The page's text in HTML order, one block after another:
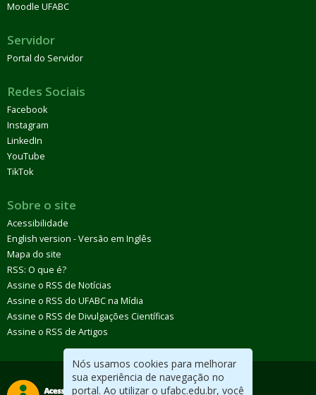
Nós usamos cookies para melhorar
sua experiência de navegação no
portal. Ao utilizar o ufabc.edu.br, você
Moodle UFABC
Servidor
Portal do Servidor
Redes Sociais
Facebook
Instagram
LinkedIn
YouTube
TikTok
Sobre o site
Acessibilidade
English version - Versão em Inglês
Mapa do site
RSS: O que é?
Assine o RSS de Notícias
Assine o RSS do UFABC na Mídia
Assine o RSS de Divulgações Científicas
Assine o RSS de Artigos